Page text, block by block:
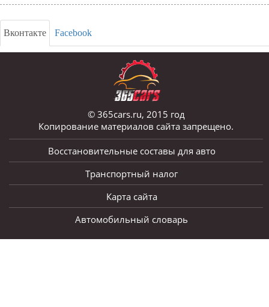
Вконтакте Facebook
© 365cars.ru, 2015 год
Копирование материалов сайта запрещено.
Восстановительные составы для авто
Транспортный налог
Карта сайта
Автомобильный словарь